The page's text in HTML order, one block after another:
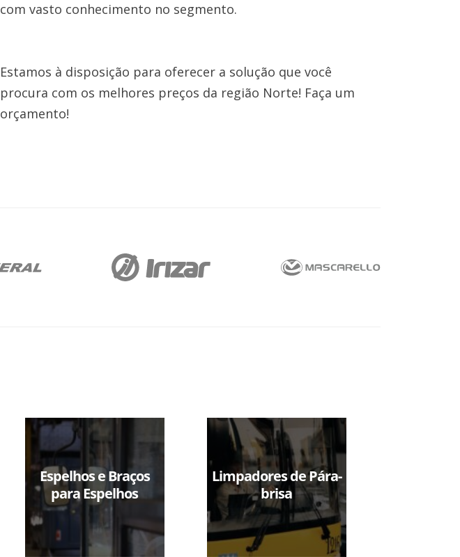
com vasto conhecimento no segmento.
Estamos à disposição para oferecer a solução que você
procura com os melhores preços da região Norte! Faça um
orçamento!
Espelhos e Braços
para Espelhos
Limpadores de Pára-
brisa